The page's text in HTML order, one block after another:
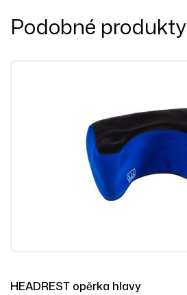
Podobné produkty
HEADREST opěrka hlavy